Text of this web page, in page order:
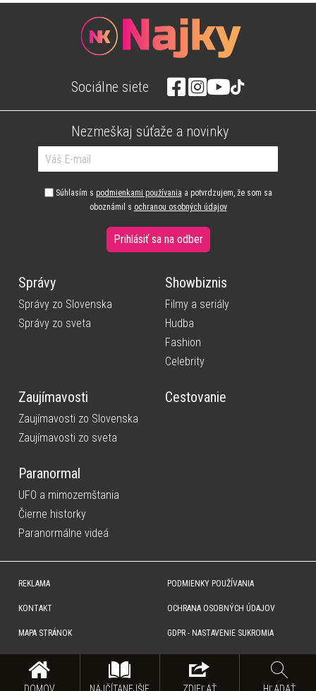
DOMOV NAJČÍTANEJŠIE ZDIEĽAŤ HĽADAŤ
Sociálne siete
Nezmeškaj súťaže a novinky
Súhlasím s podmienkami používania a potvrdzujem, že som sa
oboznámil s ochranou osobných údajov
Prihlásiť sa na odber
Správy
Správy zo Slovenska
Správy zo sveta
Showbiznis
Filmy a seriály
Hudba
Fashion
Celebrity
Zaujímavosti
Zaujímavosti zo Slovenska
Zaujímavosti zo sveta
Cestovanie
Paranormal
UFO a mimozemštania
Čierne historky
Paranormálne videá
REKLAMA
KONTAKT
MAPA STRÁNOK
PODMIENKY POUŽÍVANIA
OCHRANA OSOBNÝCH ÚDAJOV
GDPR - NASTAVENIE SUKROMIA
súhlas na rozmnožovanie, šírenie a na verejný prenos obsahu. Na tejto stránke môžu byť umiestnené reklamné
odkazy, alebo reklamné produkty.